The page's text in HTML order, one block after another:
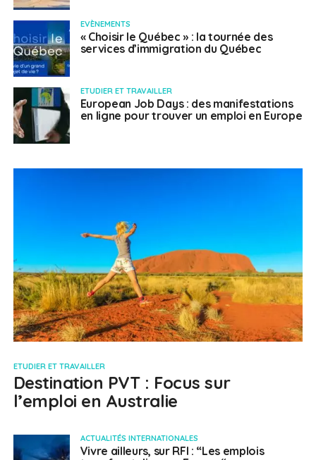
EVÈNEMENTS
« Choisir le Québec » : la tournée des
services d’immigration du Québec
ETUDIER ET TRAVAILLER
European Job Days : des manifestations
en ligne pour trouver un emploi en Europe
ETUDIER ET TRAVAILLER
Destination PVT : Focus sur
l’emploi en Australie
ACTUALITÉS INTERNATIONALES
Vivre ailleurs, sur RFI : “Les emplois